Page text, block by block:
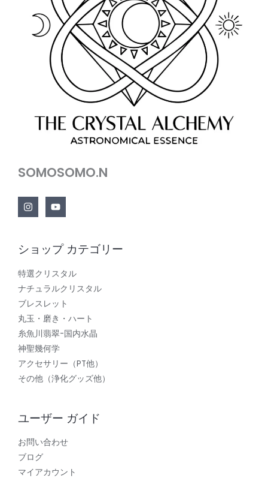
SOMOSOMO.N
ショップ カテゴリー
特選クリスタル
ナチュラルクリスタル
ブレスレット
丸玉・磨き・ハート
糸魚川翡翠-国内水晶
神聖幾何学
アクセサリー（PT他）
その他（浄化グッズ他）
ユーザー ガイド
お問い合わせ
ブログ
マイアカウント